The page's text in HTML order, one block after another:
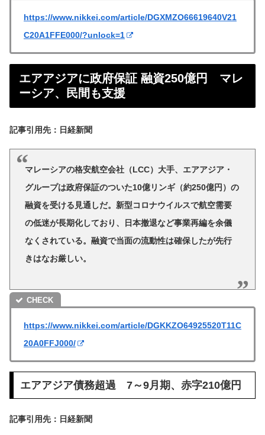
https://www.nikkei.com/article/DGXMZO66619640V21
C20A1FFE000/?unlock=1
エアアジアに政府保証 融資250億円 マレ
ーシア、民間も支援
記事引用先：日経新聞
マレーシアの格安航空会社（LCC）大手、エアアジア・
グループは政府保証のついた10億リンギ（約250億円）の
融資を受ける見通しだ。新型コロナウイルスで航空需要
の低迷が長期化しており、日本撤退など事業再編を余儀
なくされている。融資で当面の流動性は確保したが先行
きはなお厳しい。
https://www.nikkei.com/article/DGKKZO64925520T11C
20A0FFJ000/
エアアジア債務超過 7～9月期、赤字210億円
記事引用先：日経新聞